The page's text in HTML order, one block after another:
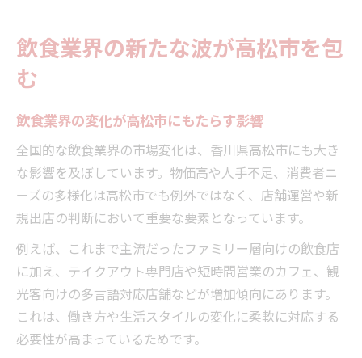
飲食業と地域経済が連動する高松市の現状
地域経済の変化が飲食の事業戦略に与える
影響
飲食業界が高松市経済に果たす役割を分析
高松市の地域発展と飲食産業のつながりを
考察
高松市飲食業界の現状と未来展望
高松市の飲食業界が直面する課題と変化
飲食業界の現状から見える高松市の未来
高松市で飲食業が成長するための条件とは
飲食業界の市場変化が高松市にもたらす展
飲食業界の新たな波が高松市を包
む
飲食業界の変化が高松市にもたらす影響
全国的な飲食業界の市場変化は、香川県高松市にも大き
な影響を及ぼしています。物価高や人手不足、消費者ニ
ーズの多様化は高松市でも例外ではなく、店舗運営や新
規出店の判断において重要な要素となっています。
例えば、これまで主流だったファミリー層向けの飲食店
に加え、テイクアウト専門店や短時間営業のカフェ、観
光客向けの多言語対応店舗などが増加傾向にあります。
これは、働き方や生活スタイルの変化に柔軟に対応する
必要性が高まっているためです。